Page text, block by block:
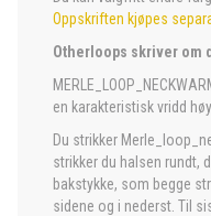
Oppskriften kjøpes
Otherloops skriver om
en karakteristisk vridd
Du strikker
strikker du halsen rundt,
bakstykke, som begge
sidene og i nederst. Til